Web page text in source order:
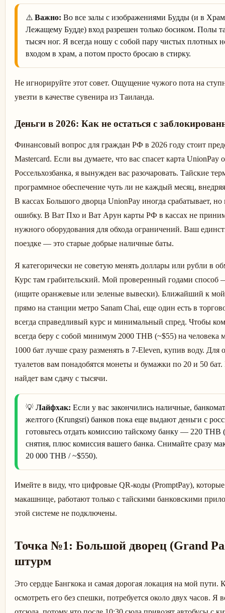
⚠️ Важно: Во все залы с изображениями Будды (и в
Лежащему Будде) вход разрешен только босиком. Полы
тысяч ног. Я всегда ношу с собой пару чистых плотных
входом в храм, а потом просто бросаю в стирку.
Не игнорируйте этот совет. Ощущение чужого пота на
увезти в качестве сувенира из Таиланда.
Деньги в 2026: Как не остаться с
Финансовый вопрос для граждан РФ в 2026 году стоит
Mastercard. Если вы думаете, что вас спасет карта UnionPay
Россельхозбанка, я вынужден вас разочаровать. Тайские
программное обеспечение чуть ли не каждый месяц,
В кассах Большого дворца UnionPay иногда срабатывает,
ошибку. В Ват Пхо и Ват Арун карты РФ в кассах не
нужного оборудования для обхода ограничений. Ваш
поездке — это старые добрые наличные баты.
Я категорически не советую менять доллары или рубли в
Курс там грабительский. Мой проверенный годами способ
(ищите оранжевые или зеленые вывески). Ближайший к
прямо на станции метро Sanam Chai, еще один есть в
всегда справедливый курс и минимальный спред. Чтобы
всегда беру с собой минимум 2000 THB (~$55) на
1000 бат лучше сразу разменять в 7-Eleven, купив воду.
туалетов вам понадобятся монеты и бумажки по 20 и 50
найдет вам сдачу с тысячи.
💡 Лайфхак: Если у вас закончились наличные,
желтого (Krungsri) банков пока еще выдают деньги с
готовьтесь отдать комиссию тайскому банку — 220
снятия, плюс комиссия вашего банка. Снимайте сразу
20 000 THB / ~$550).
Имейте в виду, что цифровые QR-коды (PromptPay),
макашнице, работают только с тайскими банковскими
этой системе не подключены.
Точка №1: Большой дворец (Grand
штурм
Это сердце Бангкока и самая дорогая локация на мой пути.
осмотреть его без спешки, потребуется около двух часов.